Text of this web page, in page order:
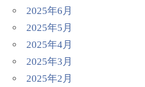
2025年6月
2025年5月
2025年4月
2025年3月
2025年2月